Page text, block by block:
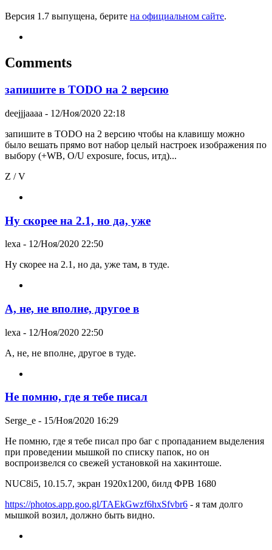
Версия 1.7 выпущена, берите на официальном сайте.
Comments
запишите в TODO на 2 версию
deejjjaaaa - 12/Ноя/2020 22:18
запишите в TODO на 2 версию чтобы на клавишу можно
было вешать прямо вот набор целый настроек изображения по
выбору (+WB, O/U exposure, focus, итд)...
Z / V
Ну скорее на 2.1, но да, уже
lexa - 12/Ноя/2020 22:50
Ну скорее на 2.1, но да, уже там, в туде.
А, не, не вполне, другое в
lexa - 12/Ноя/2020 22:50
А, не, не вполне, другое в туде.
Не помню, где я тебе писал
Serge_e - 15/Ноя/2020 16:29
Не помню, где я тебе писал про баг с пропаданием выделения
при проведении мышкой по списку папок, но он
воспроизвелся со свежей установкой на хакинтоше.
NUC8i5, 10.15.7, экран 1920х1200, билд ФРВ 1680
https://photos.app.goo.gl/TAEkGwzf6hxSfvbr6 - я там долго
мышкой возил, должно быть видно.